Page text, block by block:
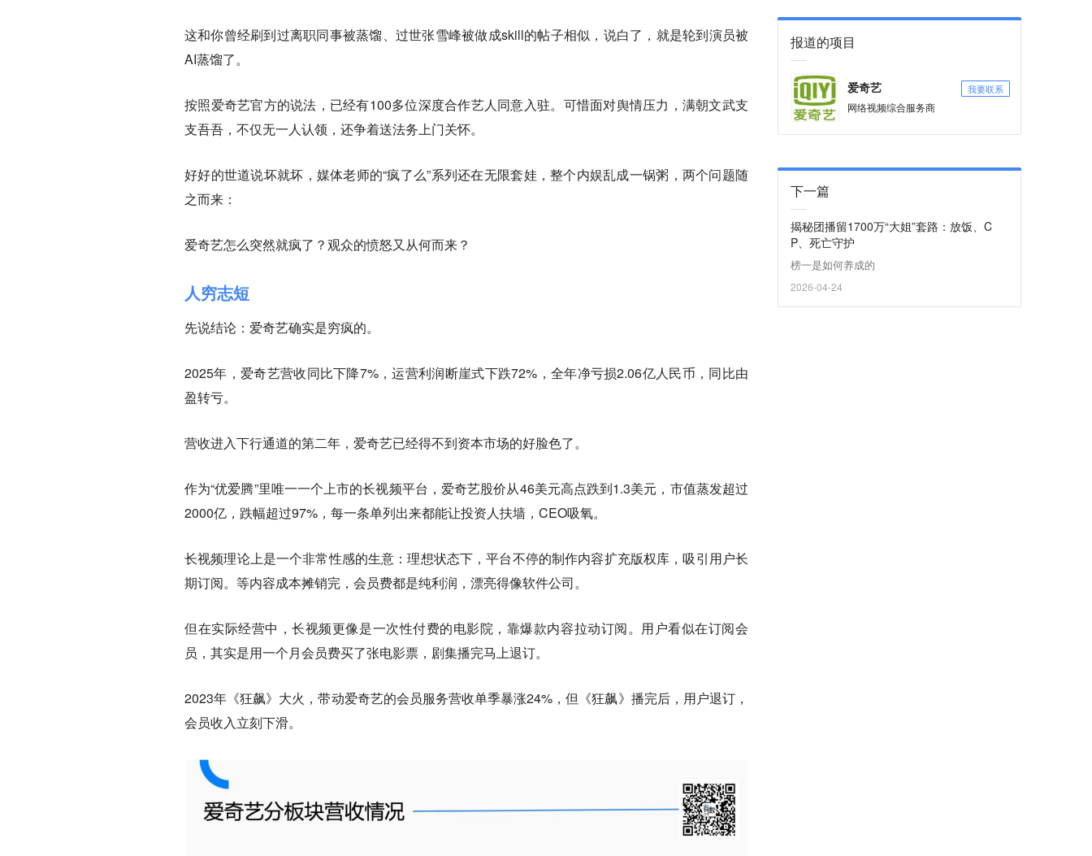
这和你曾经刷到过离职同事被蒸馏、过世张雪峰被做成skill的帖子相似，说白了，就是轮到演员被
AI蒸馏了。
按照爱奇艺官方的说法，已经有100多位深度合作艺人同意入驻。可惜面对舆情压力，满朝文武支
支吾吾，不仅无一人认领，还争着送法务上门关怀。
好好的世道说坏就坏，媒体老师的“疯了么”系列还在无限套娃，整个内娱乱成一锅粥，两个问题随
之而来：
爱奇艺怎么突然就疯了？观众的愤怒又从何而来？
人穷志短
先说结论： 爱奇艺确实是穷疯的。
2025年，爱奇艺营收同比下降7%，运营利润断崖式下跌72%，全年净亏损2.06亿人民币，同比由
盈转亏。
营收进入下行通道的第二年，爱奇艺已经得不到资本市场的好脸色了。
作为“优爱腾”里唯一一个上市的长视频平台，爱奇艺股价从46美元高点跌到1.3美元，市值蒸发超过
2000亿，跌幅超过97%，每一条单列出来都能让投资人扶墙，CEO吸氧。
长视频理论上是一个非常性感的生意：理想状态下，平台不停的制作内容扩充版权库，吸引用户长
期订阅。等内容成本摊销完，会员费都是纯利润，漂亮得像软件公司。
但在实际经营中，长视频更像是一次性付费的电影院，靠爆款内容拉动订阅。 用户看似在订阅会
员，其实是用一个月会员费买了张电影票，剧集播完马上退订。
2023年《狂飙》大火，带动爱奇艺的会员服务营收单季暴涨24%，但《狂飙》播完后，用户退订，
会员收入立刻下滑。
报道的项目
爱奇艺 我要联系
网络视频综合服务商
下一篇
揭秘团播留1700万“大姐”套路：放饭、C
P、死亡守护
榜一是如何养成的
2026-04-24